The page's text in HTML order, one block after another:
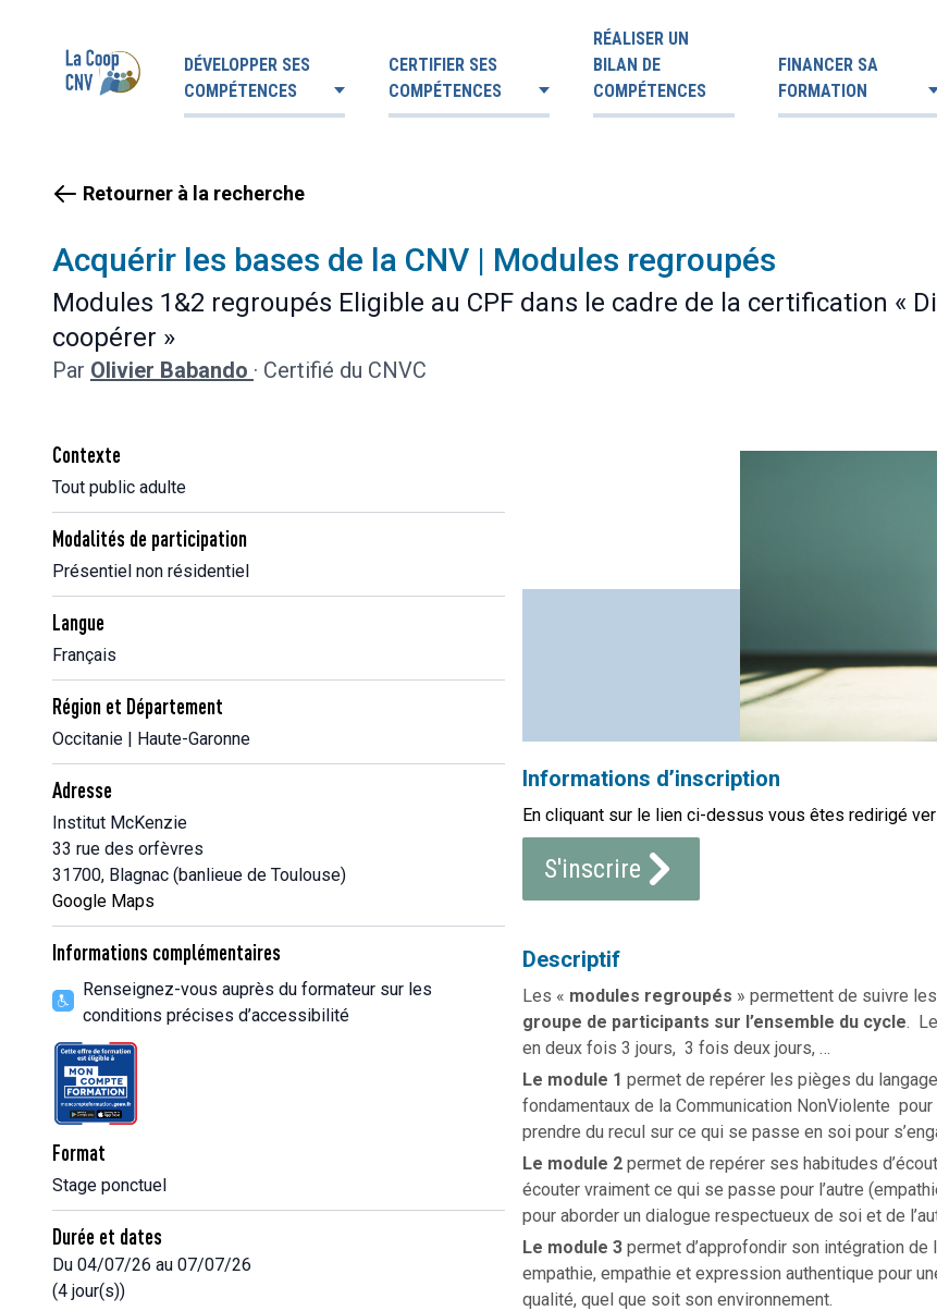
DÉVELOPPER SES
COMPÉTENCES
CERTIFIER SES
COMPÉTENCES
RÉALISER UN
BILAN DE
COMPÉTENCES
FINANCER SA
FORMATION
Retourner à la recherche
Acquérir les bases de la CNV | Modules regroupés
Modules 1&2 regroupés Eligible au CPF dans le cadre de la certification «
coopérer »
Par Olivier Babando · Certifié du CNVC
Contexte
Tout public adulte
Modalités de participation
Présentiel non résidentiel
Langue
Français
Région et Département
Occitanie | Haute-Garonne
Adresse
Institut McKenzie
33 rue des orfèvres
31700, Blagnac (banlieue de Toulouse)
Google Maps
Informations complémentaires
Renseignez-vous auprès du formateur sur les
conditions précises d’accessibilité
Format
Stage ponctuel
Durée et dates
Du 04/07/26 au 07/07/26
(4 jour(s))
Informations d’inscription
En cliquant sur le lien ci-dessus vous êtes redirigé
S'inscrire
Descriptif
Les « modules regroupés » permettent de suivre
groupe de participants sur l’ensemble du cycle.
en deux fois 3 jours, 3 fois deux jours, …
Le module 1 permet de repérer les pièges du
fondamentaux de la Communication NonViolente
prendre du recul sur ce qui se passe en soi pour
Le module 2 permet de repérer ses habitudes
écouter vraiment ce qui se passe pour l’autre
pour aborder un dialogue respectueux de soi et de
Le module 3 permet d’approfondir son intégration
empathie, empathie et expression authentique pour
qualité, quel que soit son environnement.